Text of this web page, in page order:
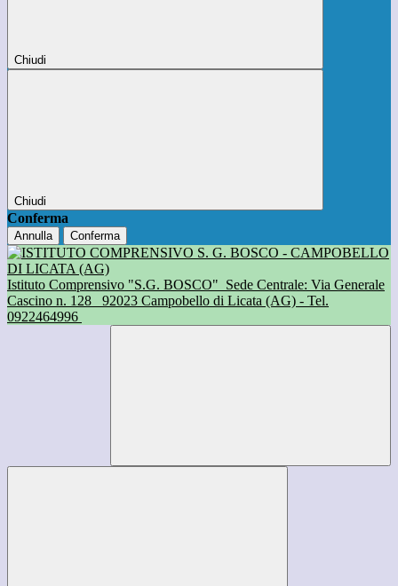
Chiudi
Chiudi
Conferma
Annulla Conferma
Istituto Comprensivo "S.G. BOSCO" Sede Centrale: Via Generale
Cascino n. 128
92023 Campobello di Licata (AG) - Tel.
0922464996